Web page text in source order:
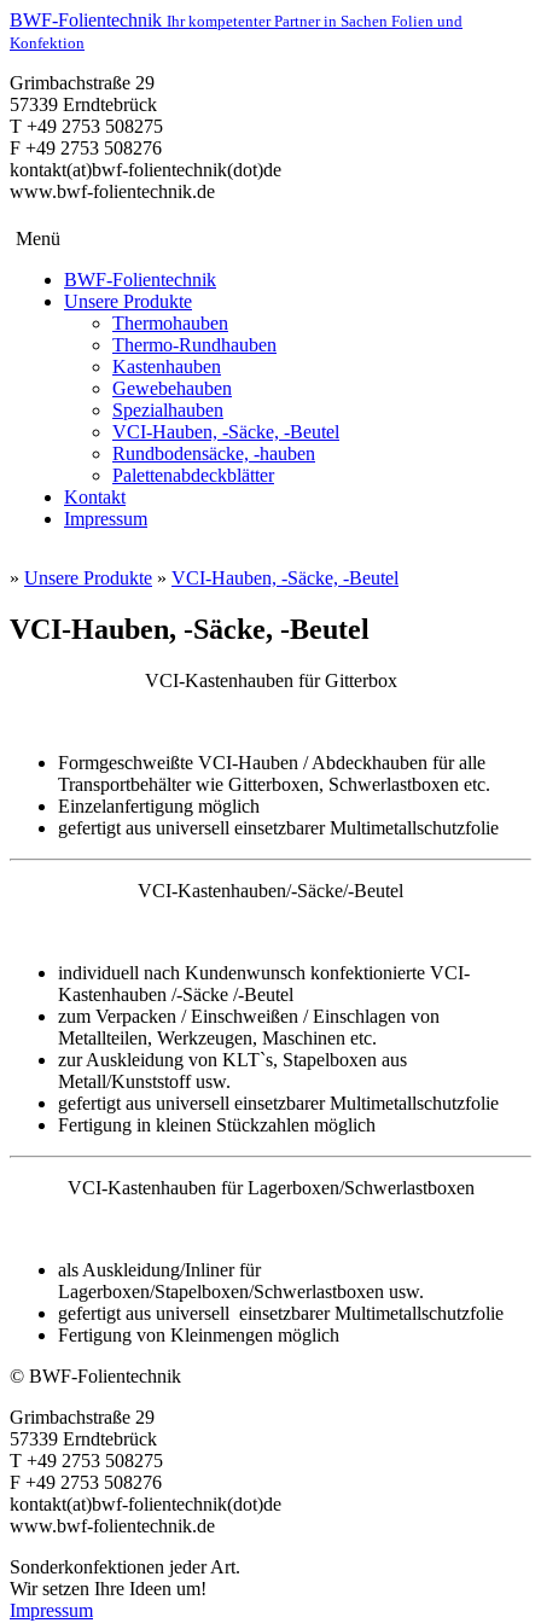
BWF-Folientechnik Ihr kompetenter Partner in Sachen Folien und
Konfektion
Grimbachstraße 29
57339 Erndtebrück
T +49 2753 508275
F +49 2753 508276
kontakt(at)bwf-folientechnik(dot)de
www.bwf-folientechnik.de
Menü
BWF-Folientechnik
Unsere Produkte
Thermohauben
Thermo-Rundhauben
Kastenhauben
Gewebehauben
Spezialhauben
VCI-Hauben, -Säcke, -Beutel
Rundbodensäcke, -hauben
Palettenabdeckblätter
Kontakt
Impressum
» Unsere Produkte » VCI-Hauben, -Säcke, -Beutel
VCI-Hauben, -Säcke, -Beutel
VCI-Kastenhauben für Gitterbox
Formgeschweißte VCI-Hauben / Abdeckhauben für alle
Transportbehälter wie Gitterboxen, Schwerlastboxen etc.
Einzelanfertigung möglich
gefertigt aus universell einsetzbarer Multimetallschutzfolie
VCI-Kastenhauben/-Säcke/-Beutel
individuell nach Kundenwunsch konfektionierte VCI-
Kastenhauben /-Säcke /-Beutel
zum Verpacken / Einschweißen / Einschlagen von
Metallteilen, Werkzeugen, Maschinen etc.
zur Auskleidung von KLT`s, Stapelboxen aus
Metall/Kunststoff usw.
gefertigt aus universell einsetzbarer Multimetallschutzfolie
Fertigung in kleinen Stückzahlen möglich
VCI-Kastenhauben für Lagerboxen/Schwerlastboxen
als Auskleidung/Inliner für
Lagerboxen/Stapelboxen/Schwerlastboxen usw.
gefertigt aus universell einsetzbarer Multimetallschutzfolie
Fertigung von Kleinmengen möglich
© BWF-Folientechnik
Grimbachstraße 29
57339 Erndtebrück
T +49 2753 508275
F +49 2753 508276
kontakt(at)bwf-folientechnik(dot)de
www.bwf-folientechnik.de
Sonderkonfektionen jeder Art.
Wir setzen Ihre Ideen um!
Impressum